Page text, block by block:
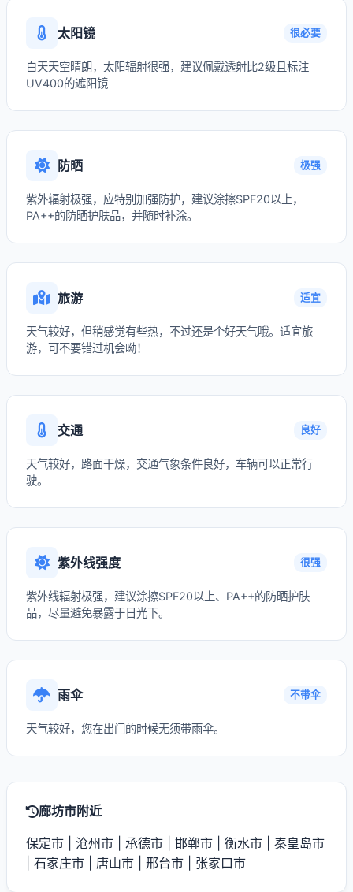
太阳镜 很必要
白天天空晴朗，太阳辐射很强，建议佩戴透射比2级且标注
UV400的遮阳镜
防晒 极强
紫外辐射极强，应特别加强防护，建议涂擦SPF20以上，
PA++的防晒护肤品，并随时补涂。
旅游 适宜
天气较好，但稍感觉有些热，不过还是个好天气哦。适宜旅
游，可不要错过机会呦！
交通 良好
天气较好，路面干燥，交通气象条件良好，车辆可以正常行
驶。
紫外线强度 很强
紫外线辐射极强，建议涂擦SPF20以上、PA++的防晒护肤
品，尽量避免暴露于日光下。
雨伞 不带伞
天气较好，您在出门的时候无须带雨伞。
廊坊市附近
保定市 沧州市 承德市 邯郸市 衡水市
秦皇岛市
石家庄市 唐山市 邢台市 张家口市